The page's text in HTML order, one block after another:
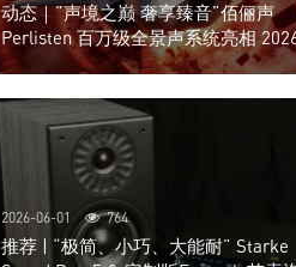
动态｜”声境之巅 奢享臻音”佰俪声
Perlisten 百万级全景声系统亮相
京国际音响展
2026-06-01 764
推荐 | “极简、小巧、大能耐” Starke